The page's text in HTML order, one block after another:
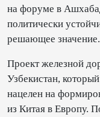
на форуме в
политически
решающее значение.
Проект железной
Узбекистан,
нацелен на
из Китая в Европу.